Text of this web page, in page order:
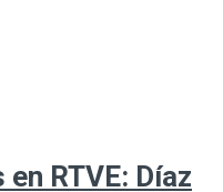
RTVE: Díaz